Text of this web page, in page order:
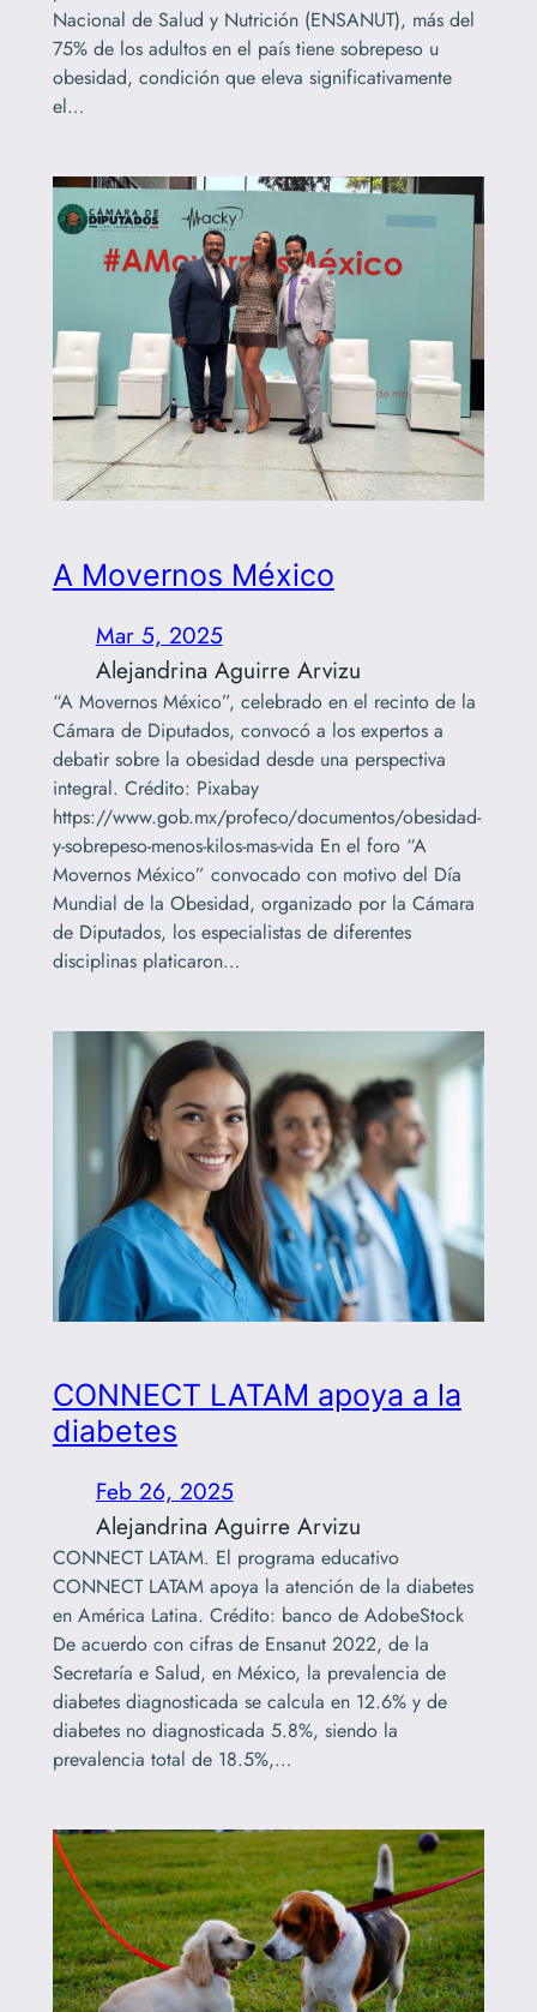
Nacional de Salud y Nutrición (ENSANUT), más del
75% de los adultos en el país tiene sobrepeso u
obesidad, condición que eleva significativamente
el…
A Movernos México
Mar 5, 2025
Alejandrina Aguirre Arvizu
“A Movernos México”, celebrado en el recinto de la
Cámara de Diputados, convocó a los expertos a
debatir sobre la obesidad desde una perspectiva
integral. Crédito: Pixabay
https://www.gob.mx/profeco/documentos/obesidad-
y-sobrepeso-menos-kilos-mas-vida En el foro “A
Movernos México” convocado con motivo del Día
Mundial de la Obesidad, organizado por la Cámara
de Diputados, los especialistas de diferentes
disciplinas platicaron…
CONNECT LATAM apoya a la
diabetes
Feb 26, 2025
Alejandrina Aguirre Arvizu
CONNECT LATAM. El programa educativo
CONNECT LATAM apoya la atención de la diabetes
en América Latina. Crédito: banco de AdobeStock
De acuerdo con cifras de Ensanut 2022, de la
Secretaría e Salud, en México, la prevalencia de
diabetes diagnosticada se calcula en 12.6% y de
diabetes no diagnosticada 5.8%, siendo la
prevalencia total de 18.5%,…